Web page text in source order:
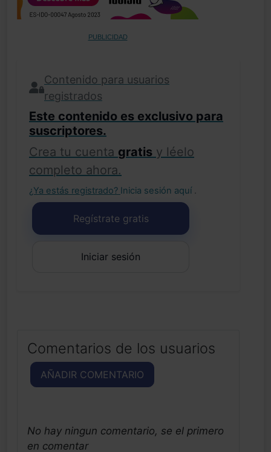
PUBLICIDAD
Contenido para usuarios
registrados
Este contenido es exclusivo para
suscriptores.
Crea tu cuenta gratis y léelo
completo ahora.
¿Ya estás registrado? Inicia sesión aquí .
Regístrate gratis
Iniciar sesión
Comentarios de los usuarios
AÑADIR COMENTARIO
No hay ningun comentario, se el primero
en comentar